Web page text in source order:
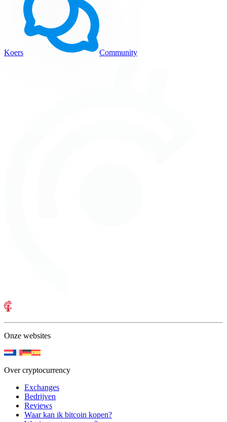
Koers Community
Onze websites
Over cryptocurrency
Exchanges
Bedrijven
Reviews
Waar kan ik bitcoin kopen?